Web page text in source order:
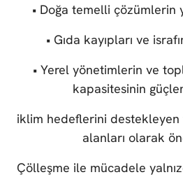
• Doğa temelli çözümlerin
• Gıda kayıpları ve
• Yerel yönetimlerin ve
kapasitesinin
iklim hedeflerini destekleyen
alanları olarak
Çölleşme ile mücadele